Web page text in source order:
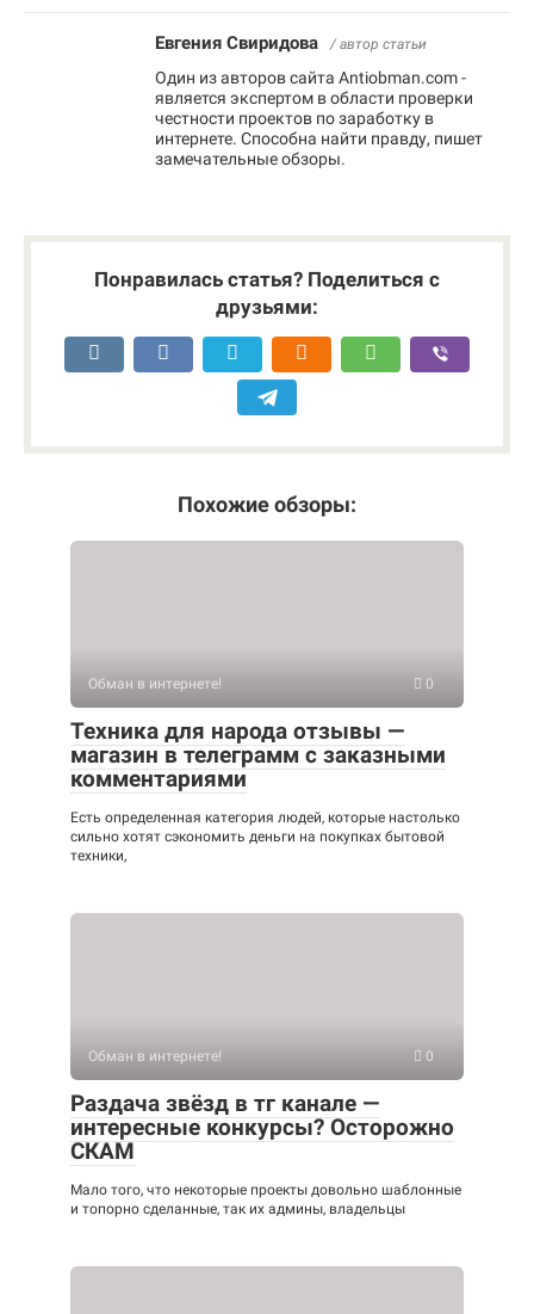
Евгения Свиридова / автор статьи
Один из авторов сайта Antiobman.com -
является экспертом в области проверки
честности проектов по заработку в
интернете. Способна найти правду, пишет
замечательные обзоры.
Понравилась статья? Поделиться с
друзьями:
Похожие обзоры:
Обман в интернете! 0
Техника для народа отзывы —
магазин в телеграмм с заказными
комментариями
Есть определенная категория людей, которые настолько
сильно хотят сэкономить деньги на покупках бытовой
техники,
Обман в интернете! 0
Раздача звёзд в тг канале —
интересные конкурсы? Осторожно
СКАМ
Мало того, что некоторые проекты довольно шаблонные
и топорно сделанные, так их админы, владельцы